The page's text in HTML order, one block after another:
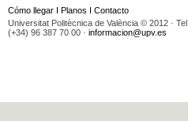
Cómo llegar I Planos I Contacto
Universitat Politècnica de València © 2012 · Tel.
(+34) 96 387 70 00 · informacion@upv.es